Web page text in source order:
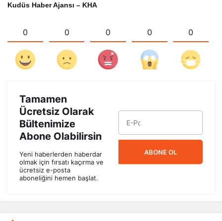
Kudüs Haber Ajansı – KHA
0 0 0 0 0
Tamamen
Ücretsiz Olarak
Bültenimize
Abone Olabilirsin
Yeni haberlerden haberdar
olmak için fırsatı kaçırma ve
ücretsiz e-posta
aboneliğini hemen başlat.
ABONE OL